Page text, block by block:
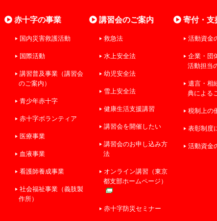
赤十字の事業
国内災害救護活動
国際活動
講習普及事業（講習会
のご案内）
青少年赤十字
赤十字ボランティア
医療事業
血液事業
看護師養成事業
社会福祉事業（義肢製
作所）
講習会のご案内
救急法
水上安全法
幼児安全法
雪上安全法
健康生活支援講習
講習会を開催したい
講習会のお申し込み方
法
オンライン講習（東京
都支部ホームページ）
赤十字防災セミナー
寄付・支
活動資金
企業・団
活動担当
遺言・相
典による
税制上の
表彰制度
活動資金